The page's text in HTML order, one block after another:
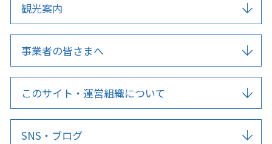
観光案内
事業者の皆さまへ
このサイト・運営組織について
SNS・ブログ